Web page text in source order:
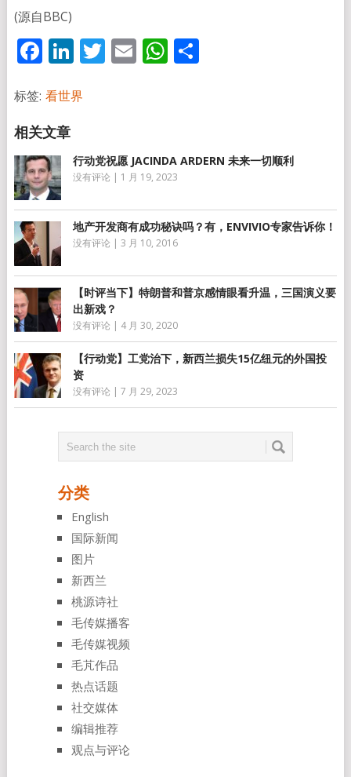
(源自BBC)
Facebook
LinkedIn
Twitter
EmailWhatsApp
分
标签: 看世界
行动党祝愿 JACINDA ARDERN 未来一切顺利
没有评论 | 1 月 19, 2023
地产开发商有成功秘诀吗？有，ENVIVIO专家告诉你！
没有评论 | 3 月 10, 2016
【时评当下】特朗普和普京感情眼看升温，三国演义要
出新戏？
没有评论 | 4 月 30, 2020
【行动党】工党治下，新西兰损失15亿纽元的外国投
资
没有评论 | 7 月 29, 2023
分类
English
国际新闻
图片
新西兰
桃源诗社
毛传媒播客
毛传媒视频
毛芃作品
热点话题
社交媒体
编辑推荐
观点与评论